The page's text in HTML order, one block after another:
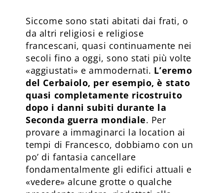
Siccome sono stati abitati dai frati, o
da altri religiosi e religiose
francescani, quasi continuamente nei
secoli fino a oggi, sono stati più volte
«aggiustati» e ammodernati. L’eremo
del Cerbaiolo, per esempio, è stato
quasi completamente ricostruito
dopo i danni subiti durante la
Seconda guerra mondiale. Per
provare a immaginarci la location ai
tempi di Francesco, dobbiamo con un
po’ di fantasia cancellare
fondamentalmente gli edifici attuali e
«vedere» alcune grotte o qualche